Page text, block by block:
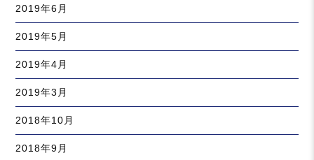
2019年6月
2019年5月
2019年4月
2019年3月
2018年10月
2018年9月